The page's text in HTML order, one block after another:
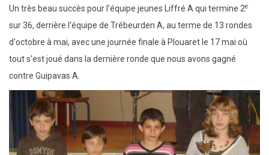
MLK
à
La
Bresse
6-
7
juin
2009
Un très beau succès pour l'équipe jeunes Liffré A qui termine 2e
sur 36, derrière l'équipe de Trébeurden A, au terme de 13 rondes
d'octobre à mai, avec une journée finale à Plouaret le 17 mai où
tout s'est joué dans la dernière ronde que nous avons gagné
contre Guipavas A.